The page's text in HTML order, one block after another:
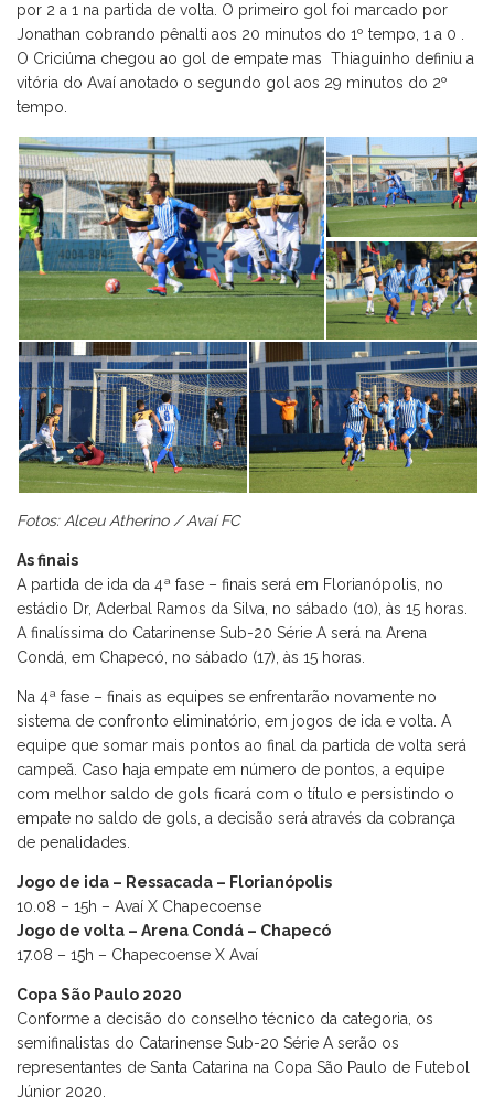
por 2 a 1 na partida de volta. O primeiro gol foi marcado por
Jonathan cobrando pênalti aos 20 minutos do 1º tempo, 1 a 0 .
O Criciúma chegou ao gol de empate mas Thiaguinho definiu a
vitória do Avaí anotado o segundo gol aos 29 minutos do 2º
tempo.
Fotos: Alceu Atherino / Avaí FC
As finais
A partida de ida da 4ª fase – finais será em Florianópolis, no
estádio Dr, Aderbal Ramos da Silva, no sábado (10), às 15 horas.
A finalíssima do Catarinense Sub-20 Série A será na Arena
Condá, em Chapecó, no sábado (17), às 15 horas.
Na 4ª fase – finais as equipes se enfrentarão novamente no
sistema de confronto eliminatório, em jogos de ida e volta. A
equipe que somar mais pontos ao final da partida de volta será
campeã. Caso haja empate em número de pontos, a equipe
com melhor saldo de gols ficará com o título e persistindo o
empate no saldo de gols, a decisão será através da cobrança
de penalidades.
Jogo de ida – Ressacada – Florianópolis
10.08 – 15h – Avaí X Chapecoense
Jogo de volta – Arena Condá – Chapecó
17.08 – 15h – Chapecoense X Avaí
Copa São Paulo 2020
Conforme a decisão do conselho técnico da categoria, os
semifinalistas do Catarinense Sub-20 Série A serão os
representantes de Santa Catarina na Copa São Paulo de Futebol
Júnior 2020.